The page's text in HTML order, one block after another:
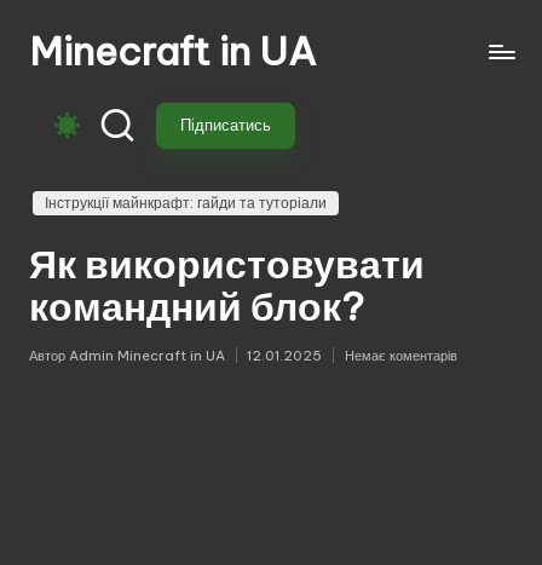
ПерейтиMinecraft in UA
свіжі
моди
Майнкрафт:
зброя,
техніка,
магія.
моди
Підписатись
Інструкції майнкрафт: гайди та туторіали
Як використовувати
командний блок?
Опубліковано
Автор Admin Minecraft in UA 12.01.2025 Немає коментарів